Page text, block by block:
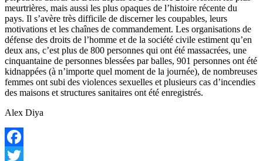
meurtrières, mais aussi les plus opaques de l’histoire récente du
pays. Il s’avère très difficile de discerner les coupables, leurs
motivations et les chaînes de commandement. Les organisations de
défense des droits de l’homme et de la société civile estiment qu’en
deux ans, c’est plus de 800 personnes qui ont été massacrées, une
cinquantaine de personnes blessées par balles, 901 personnes ont été
kidnappées (à n’importe quel moment de la journée), de nombreuses
femmes ont subi des violences sexuelles et plusieurs cas d’incendies
des maisons et structures sanitaires ont été enregistrés.
Alex Diya
Facebook